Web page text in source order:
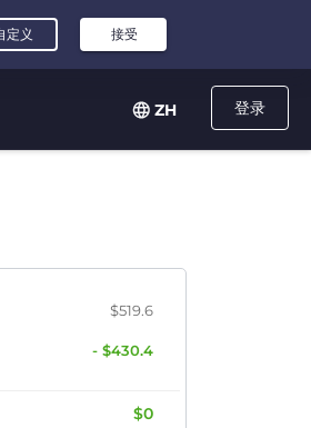
登录
ZH
$519.6
- $430.4
$0